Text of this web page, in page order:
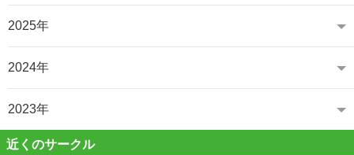
2025年
2024年
2023年
近くのサークル